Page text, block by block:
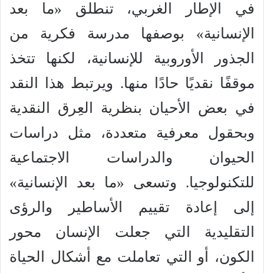
في الإطار الغربي، تنطلق «ما بعد
الإنسانية» بوصفها مدرسة فكرية من
الجذور الأوروبية للإنسانية، لكنها تتخذ
موقفًا نقديًا حادًا منها. ويرتبط هذا النقد
في بعض الأحيان بنظرية العِرق النقدية
وبحقول معرفية متعددة، مثل دراسات
الحيوان والدراسات الاجتماعية
للتكنولوجيا. وتسعى «ما بعد الإنسانية»
إلى إعادة تقييم الأساطير والرؤى
التقليدية التي جعلت الإنسان محور
الكون، أو التي تعاملت مع أشكال الحياة